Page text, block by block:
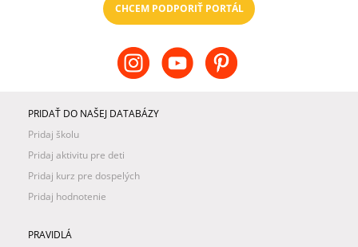
CHCEM PODPORIŤ PORTÁL
PRIDAŤ DO NAŠEJ DATABÁZY
Pridaj školu
Pridaj aktivitu pre deti
Pridaj kurz pre dospelých
Pridaj hodnotenie
PRAVIDLÁ